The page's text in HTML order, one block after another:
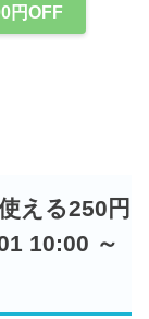
円OFF
える250円
10:00 ～